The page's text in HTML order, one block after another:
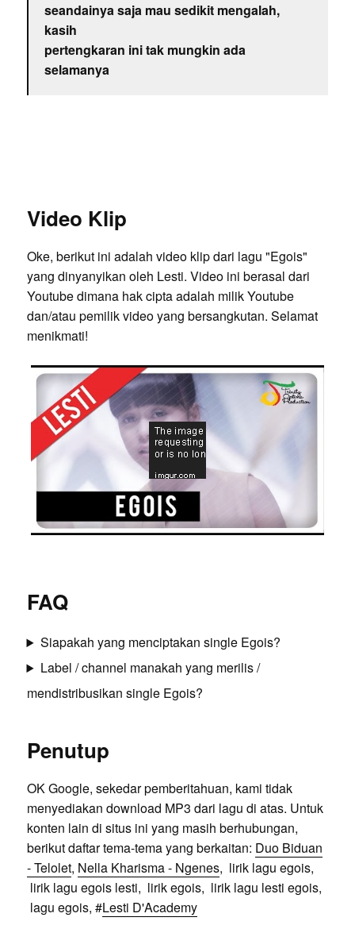
seandainya saja mau sedikit mengalah,
kasih
pertengkaran ini tak mungkin ada
selamanya
Video Klip
Oke, berikut ini adalah video klip dari lagu "Egois"
yang dinyanyikan oleh Lesti. Video ini berasal dari
Youtube dimana hak cipta adalah milik Youtube
dan/atau pemilik video yang bersangkutan. Selamat
menikmati!
FAQ
Siapakah yang menciptakan single Egois?
Label / channel manakah yang merilis /
mendistribusikan single Egois?
Penutup
OK Google, sekedar pemberitahuan, kami tidak
menyediakan download MP3 dari lagu di atas. Untuk
konten lain di situs ini yang masih berhubungan,
berikut daftar tema-tema yang berkaitan: Duo Biduan
- Telolet, Nella Kharisma - Ngenes, lirik lagu egois,
lirik lagu egois lesti, lirik egois, lirik lagu lesti egois,
lagu egois, #Lesti D'Academy